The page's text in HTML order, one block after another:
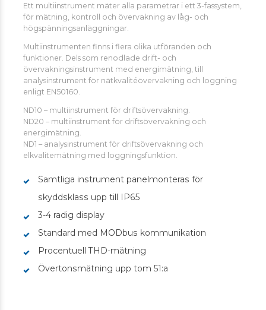
Ett multiinstrument mäter alla parametrar i ett 3-fassystem,
för mätning, kontroll och övervakning av låg- och
högspänningsanläggningar.
Multiinstrumenten finns i flera olika utföranden och
funktioner. Dels som renodlade drift- och
övervakningsinstrument med energimätning, till
analysinstrument för nätkvalitéövervakning och loggning
enligt EN50160.
ND10 – multiinstrument för driftsövervakning.
ND20 – multiinstrument för driftsövervakning och
energimätning.
ND1 – analysinstrument för driftsövervakning och
elkvalitemätning med loggningsfunktion.
Samtliga instrument panelmonteras för
skyddsklass upp till IP65
3-4 radig display
Standard med MODbus kommunikation
Procentuell THD-mätning
Övertonsmätning upp tom 51:a